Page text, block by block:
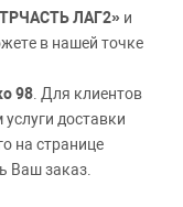
ЛАГ2» и
в нашей точке
98 . Для клиентов
доставки
на странице
Ваш заказ.